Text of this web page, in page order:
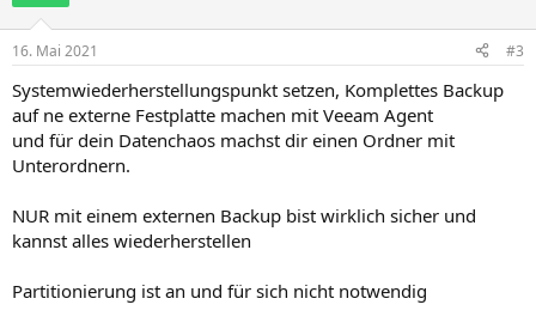
16. Mai 2021 #3
Systemwiederherstellungspunkt setzen, Komplettes Backup
auf ne externe Festplatte machen mit Veeam Agent
und für dein Datenchaos machst dir einen Ordner mit
Unterordnern.
NUR mit einem externen Backup bist wirklich sicher und
kannst alles wiederherstellen
Partitionierung ist an und für sich nicht notwendig